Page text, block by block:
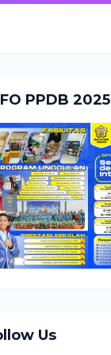
PPDB 2025
Us